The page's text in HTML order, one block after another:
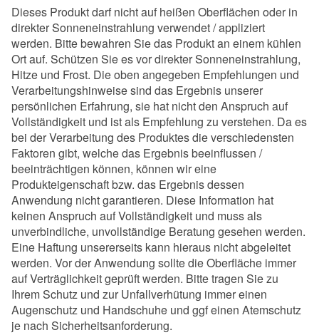
Dieses Produkt darf nicht auf heißen Oberflächen oder in
direkter Sonneneinstrahlung verwendet / appliziert
werden. Bitte bewahren Sie das Produkt an einem kühlen
Ort auf. Schützen Sie es vor direkter Sonneneinstrahlung,
Hitze und Frost. Die oben angegeben Empfehlungen und
Verarbeitungshinweise sind das Ergebnis unserer
persönlichen Erfahrung, sie hat nicht den Anspruch auf
Vollständigkeit und ist als Empfehlung zu verstehen. Da es
bei der Verarbeitung des Produktes die verschiedensten
Faktoren gibt, welche das Ergebnis beeinflussen /
beeinträchtigen können, können wir eine
Produkteigenschaft bzw. das Ergebnis dessen
Anwendung nicht garantieren. Diese Information hat
keinen Anspruch auf Vollständigkeit und muss als
unverbindliche, unvollständige Beratung gesehen werden.
Eine Haftung unsererseits kann hieraus nicht abgeleitet
werden. Vor der Anwendung sollte die Oberfläche immer
auf Verträglichkeit geprüft werden. Bitte tragen Sie zu
Ihrem Schutz und zur Unfallverhütung immer einen
Augenschutz und Handschuhe und ggf einen Atemschutz
je nach Sicherheitsanforderung.